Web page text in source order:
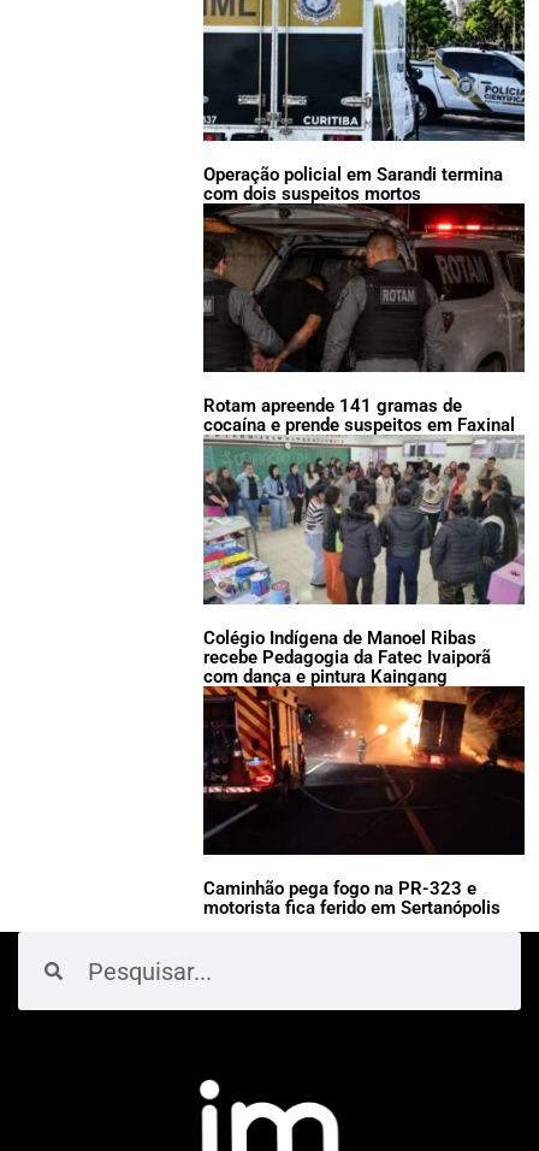
Operação policial em Sarandi termina
com dois suspeitos mortos
Rotam apreende 141 gramas de
cocaína e prende suspeitos em Faxinal
Colégio Indígena de Manoel Ribas
recebe Pedagogia da Fatec Ivaiporã
com dança e pintura Kaingang
Caminhão pega fogo na PR-323 e
motorista fica ferido em Sertanópolis